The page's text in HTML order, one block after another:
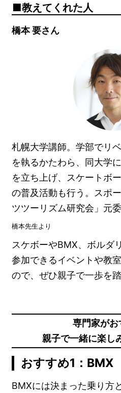
教えてくれた人
橋本 要さん
札幌大学講師。学部でリ
を執るかたわら、同大学
を立ち上げ、スケートボ
の普及活動も行う。スポ
ツツーリズム研究会」元委
橋本先生より
スケボーやBMX、ボルダ
参加できるイベントや教
ので、ぜひ親子で一歩を
専門家がお
親子で一緒に楽し
おすすめ1：BMX
BMXには決まった乗り方